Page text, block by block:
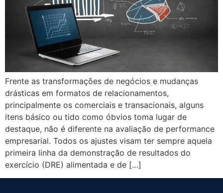
Frente as transformações de negócios e mudanças
drásticas em formatos de relacionamentos,
principalmente os comerciais e transacionais, alguns
itens básico ou tido como óbvios toma lugar de
destaque, não é diferente na avaliação de performance
empresarial. Todos os ajustes visam ter sempre aquela
primeira linha da demonstração de resultados do
exercício (DRE) alimentada e de […]